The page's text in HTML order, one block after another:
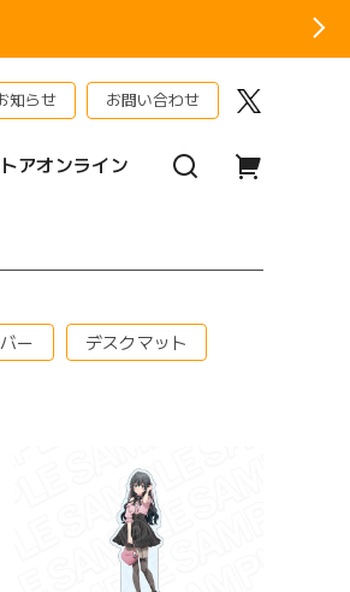
知らせ お問い合わせ
アオンライン
ー デスクマット